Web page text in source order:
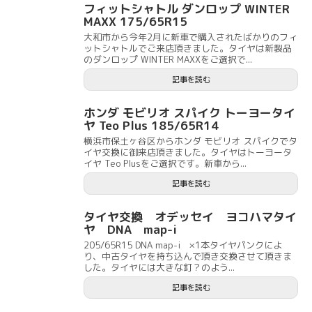
フィットシャトル ダンロップ WINTER
MAXX 175/65R15
大和市から今年2月に新車で購入されたばかりのフィ
ットシャトルでご来店頂きました。タイヤは新製品
のダンロップ WINTER MAXXをご選択で...
記事を読む
ホンダ モビリオ スパイク トーヨータイ
ヤ Teo Plus 185/65R14
横浜市保土ヶ谷区からホンダ モビリオ スパイクでタ
イヤ交換に御来店頂きました。タイヤはトーヨータ
イヤ Teo Plusをご選択です。新車から...
記事を読む
タイヤ交換 オデッセイ ヨコハマタイ
ヤ DNA map-i
205/65R15 DNA map-i ×1本タイヤパンクによ
り、中古タイヤを持ち込んで頂き交換させて頂きま
した。タイヤには大きな釘？のよう...
記事を読む